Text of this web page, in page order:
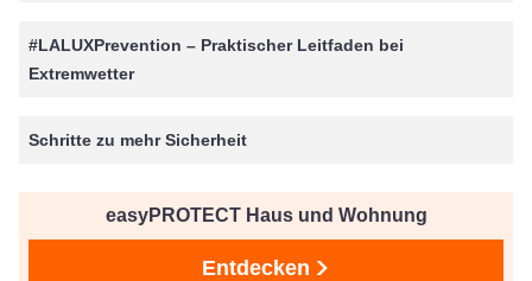
#LALUXPrevention – Praktischer Leitfaden bei
Extremwetter
Schritte zu mehr Sicherheit
easyPROTECT Haus und Wohnung
Entdecken